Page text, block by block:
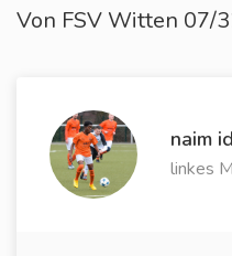
Von FSV Witten 07/
naim
linkes